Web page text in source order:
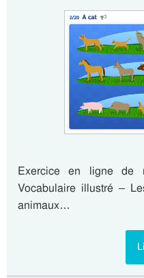
Exercice en ligne de
Vocabulaire illustré –
animaux…